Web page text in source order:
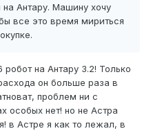
Антару. Машину хочу
все это время мириться
на Антару 3.2! Только
он больше раза в
проблем ни с
особых нет! но не Астра
в Астре я как то лежал, в